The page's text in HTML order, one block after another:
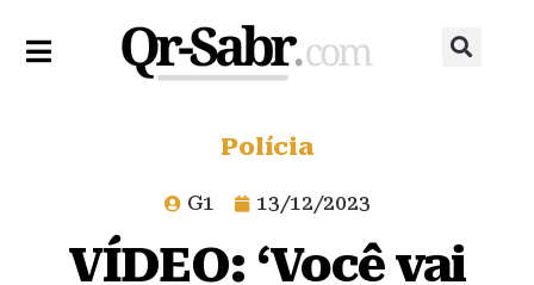
Polícia
G1 13/12/2023
VÍDEO: ‘Você vai